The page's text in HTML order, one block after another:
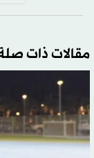
مقالات ذات